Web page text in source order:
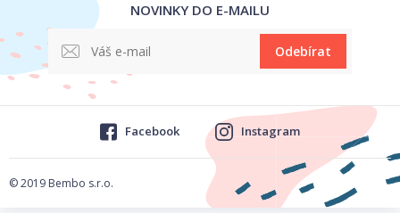
NOVINKY DO E-MAILU
Odebírat
© 2019 Bembo s.r.o.
Facebook Instagram